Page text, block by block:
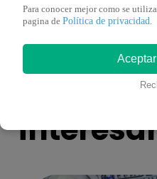
Para conocer mejor como se
pagina de Política de privacidad.